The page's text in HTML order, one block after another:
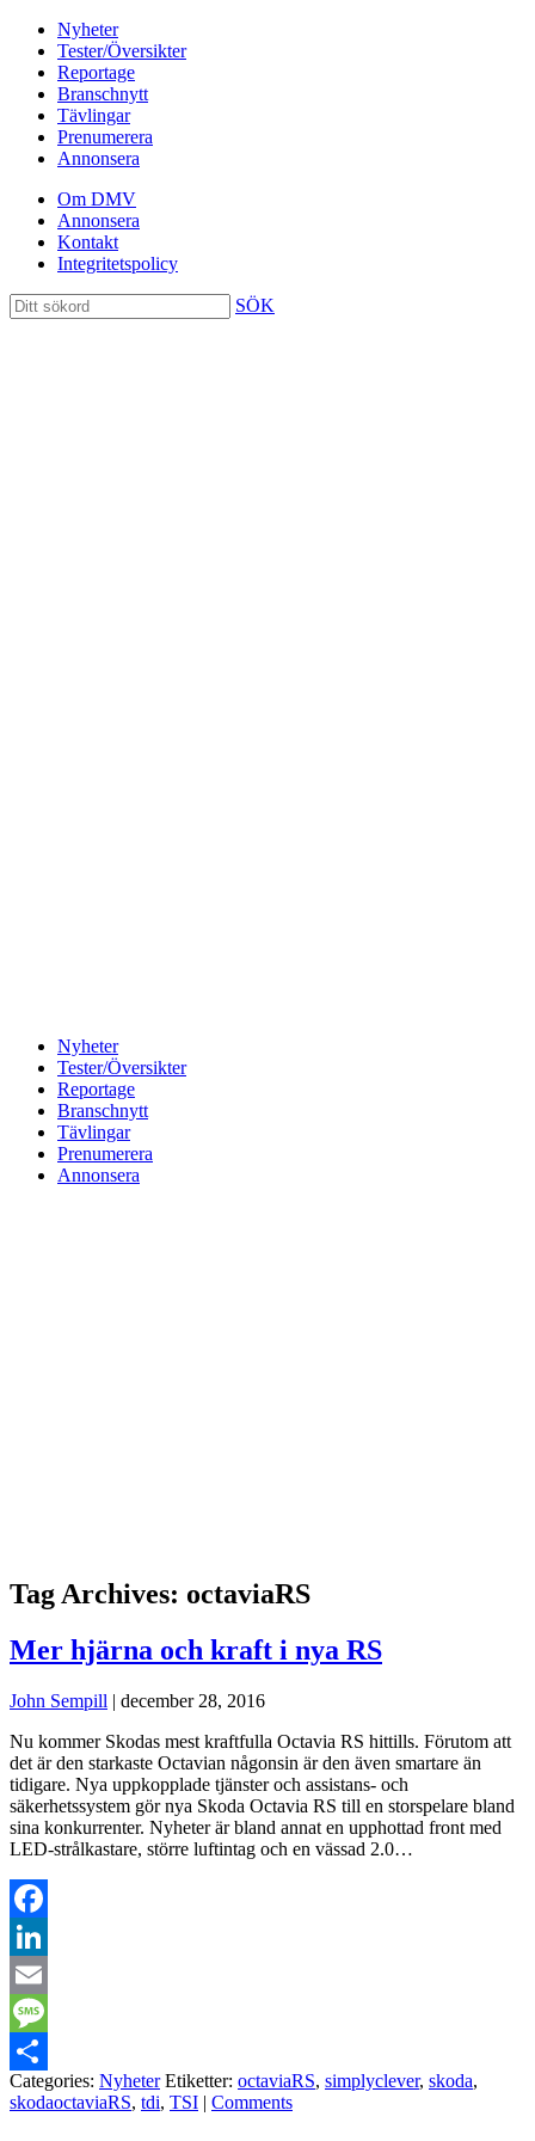
Nyheter
Tester/Översikter
Reportage
Branschnytt
Tävlingar
Prenumerera
Annonsera
Om DMV
Annonsera
Kontakt
Integritetspolicy
SÖK
Nyheter
Tester/Översikter
Reportage
Branschnytt
Tävlingar
Prenumerera
Annonsera
Tag Archives: octaviaRS
Mer hjärna och kraft i nya RS
John Sempill | december 28, 2016
Nu kommer Skodas mest kraftfulla Octavia RS hittills. Förutom att
det är den starkaste Octavian någonsin är den även smartare än
tidigare. Nya uppkopplade tjänster och assistans- och
säkerhetssystem gör nya Skoda Octavia RS till en storspelare bland
sina konkurrenter. Nyheter är bland annat en upphottad front med
LED-strålkastare, större luftintag och en vässad 2.0…
Facebook
LinkedIn
Email
Message
Dela
Categories: Nyheter Etiketter: octaviaRS, simplyclever, skoda,
skodaoctaviaRS, tdi, TSI | Comments